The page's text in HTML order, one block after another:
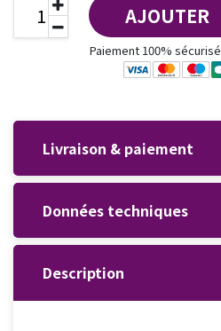
AJOUTER
Paiement 100% sécurisé
Livraison & paiement
Données techniques
Description